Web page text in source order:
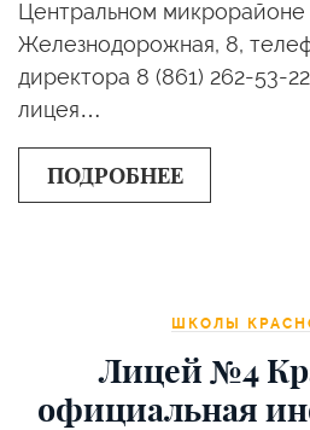
Центральном микрорайоне
Железнодорожная, 8,
директора 8 (861) 262-53-
лицея…
ПОДРОБНЕЕ
ШКОЛЫ
Лицей №4
официальная